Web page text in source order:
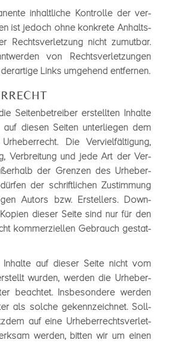
inhalt­li­che Kon­trolle der ver­
ist jedoch ohne kon­krete Anhalts­
Rechts­ver­let­zung nicht zumut­bar.
von Rechts­ver­let­zun­gen
Links umge­hend ent­fer­nen.
Sei­ten­be­trei­ber erstell­ten Inhalte
auf die­sen Sei­ten unter­lie­gen dem
Die Ver­viel­fäl­ti­gung,
Ver­brei­tung und jede Art der Ver­
der Gren­zen des Urhe­ber­
der schrift­li­chen Zustim­mung
Autors bzw. Erstel­lers. Down­
die­ser Seite sind nur für den
kom­mer­zi­el­len Gebrauch gestat­
Inhalte auf die­ser Seite nicht vom
wur­den, wer­den die Urhe­ber­
beach­tet. Ins­be­son­dere wer­den
als sol­che gekenn­zeich­net. Soll­
auf eine Urhe­ber­rechts­ver­let­
wer­den, bit­ten wir um einen